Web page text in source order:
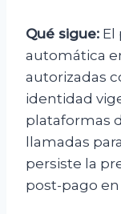
Qué sigue: El
automática
autorizadas
identidad
plataformas
llamadas
persiste la
post-pago